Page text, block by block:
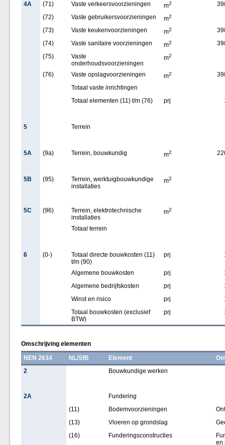
4A (71) Vaste verkeersvoorzieningen m2
(72)
Vaste gebruikersvoorzieningen m2
(73) Vaste keukenvoorzieningen m2
(74)
Vaste sanitaire voorzieningen m2
(75)
Vaste
onderhoudsvoorzieningen
m2
(76) Vaste opslagvoorzieningen m2
Totaal vaste inrichtingen
Totaal elementen (11) t/m (76)
prj
5 Terrein
5A (9a) Terrein, bouwkundig m2
5B (95)
Terrein, werktuigbouwkundige
installaties
m2
5C (96)
Terrein, elektrotechnische
installaties
m2
Totaal terrein
6 (0-)
Totaal directe bouwkosten (11)
t/m (90)
prj
Algemene bouwkosten prj
Algemene bedrijfskosten
prj
Winst en risico
prj
Totaal bouwkosten (exclusief
BTW)
prj
Omschrijving elementen
NEN 2634
NL/SfB Element
2
Bouwkundige werken
2A
Fundering
(11)
Bodemvoorzieningen
(13)
Vloeren op grondslag
(16)
Funderingsconstructies
en